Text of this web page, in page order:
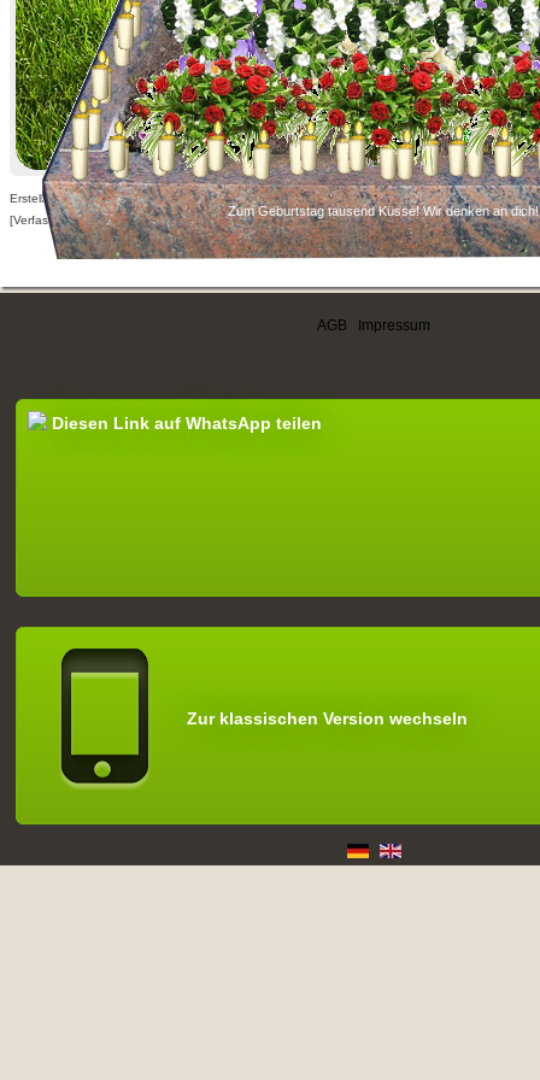
Zum Geburtstag tausend Küsse! Wir denken an
Erstellt am 10.03.2011,
[Verfasser nur für angemeldete Benutzer sichtbar]
AGB Impressum
Diesen Link auf WhatsApp teilen
Zur klassischen Version wechseln